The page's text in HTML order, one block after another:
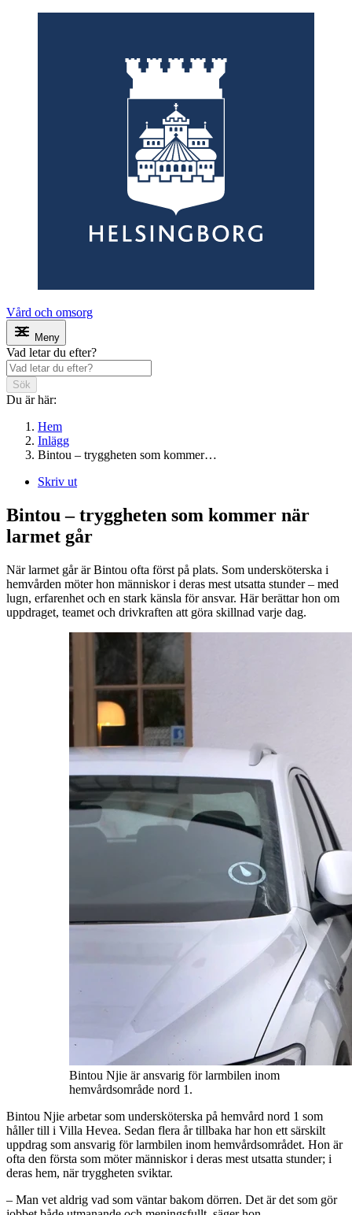
Vård och omsorg
Meny
Vad letar du efter?
Sök
Du är här:
Hem
Inlägg
Bintou – tryggheten som kommer…
Skriv ut
Bintou – tryggheten som kommer när
larmet går
När larmet går är Bintou ofta först på plats. Som undersköterska i
hemvården möter hon människor i deras mest utsatta stunder – med
lugn, erfarenhet och en stark känsla för ansvar. Här berättar hon om
uppdraget, teamet och drivkraften att göra skillnad varje dag.
Bintou Njie är ansvarig för larmbilen inom
hemvårdsområde nord 1.
Bintou Njie arbetar som undersköterska på hemvård nord 1 som
håller till i Villa Hevea. Sedan flera år tillbaka har hon ett särskilt
uppdrag som ansvarig för larmbilen inom hemvårdsområdet. Hon är
ofta den första som möter människor i deras mest utsatta stunder; i
deras hem, när tryggheten sviktar.
– Man vet aldrig vad som väntar bakom dörren. Det är det som gör